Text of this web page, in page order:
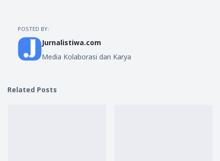
POSTED BY:
Jurnalistiwa.com
Media Kolaborasi dan Karya
Related Posts